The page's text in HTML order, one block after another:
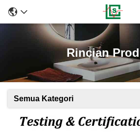
Rincian
Semua Kategori